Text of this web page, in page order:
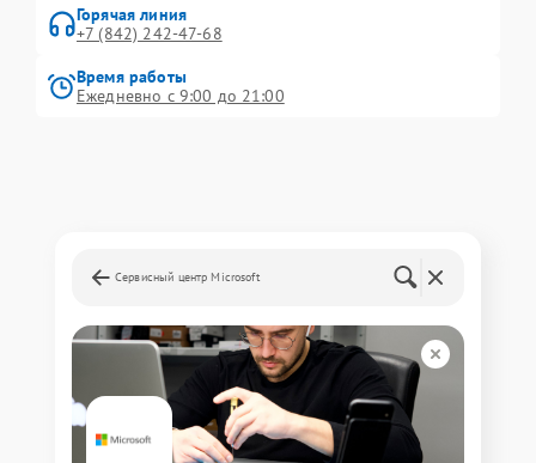
Горячая линия
+7 (842) 242-47-68
Время работы
Ежедневно с 9:00 до 21:00
Сервисный центр Microsoft